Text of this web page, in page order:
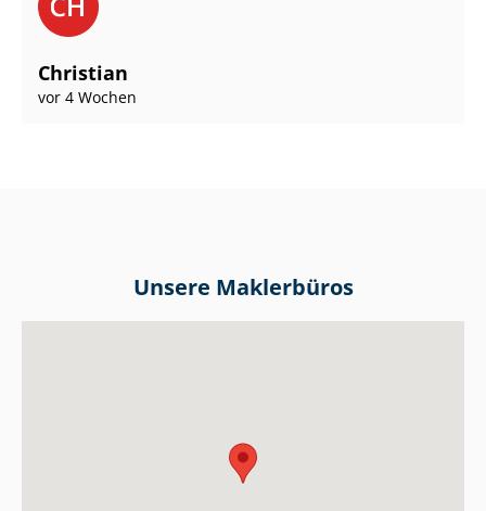
Christian
vor 4 Wochen
Unsere Maklerbüros